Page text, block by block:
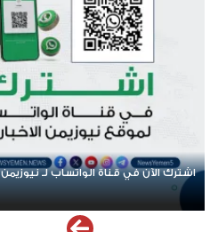
اشترك الآن في قناة الواتساب لـ نيوزيمن